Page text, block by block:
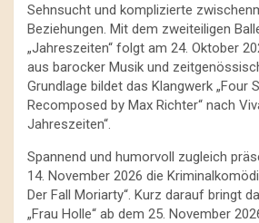
Sehnsucht und komplizierte
Beziehungen. Mit dem zweiteiligen
„Jahreszeiten“ folgt am 24. Oktober
aus barocker Musik und
Grundlage bildet das Klangwerk „Four
Recomposed by Max Richter“ nach
Jahreszeiten“.
Spannend und humorvoll zugleich
14. November 2026 die
Der Fall Moriarty“. Kurz darauf bringt
„Frau Holle“ ab dem 25. November